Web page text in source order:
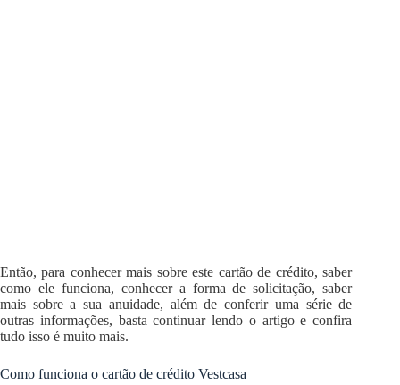
Então, para conhecer mais sobre este cartão de crédito, saber
como ele funciona, conhecer a forma de solicitação, saber
mais sobre a sua anuidade, além de conferir uma série de
outras informações, basta continuar lendo o artigo e confira
tudo isso é muito mais.
Como funciona o cartão de crédito Vestcasa